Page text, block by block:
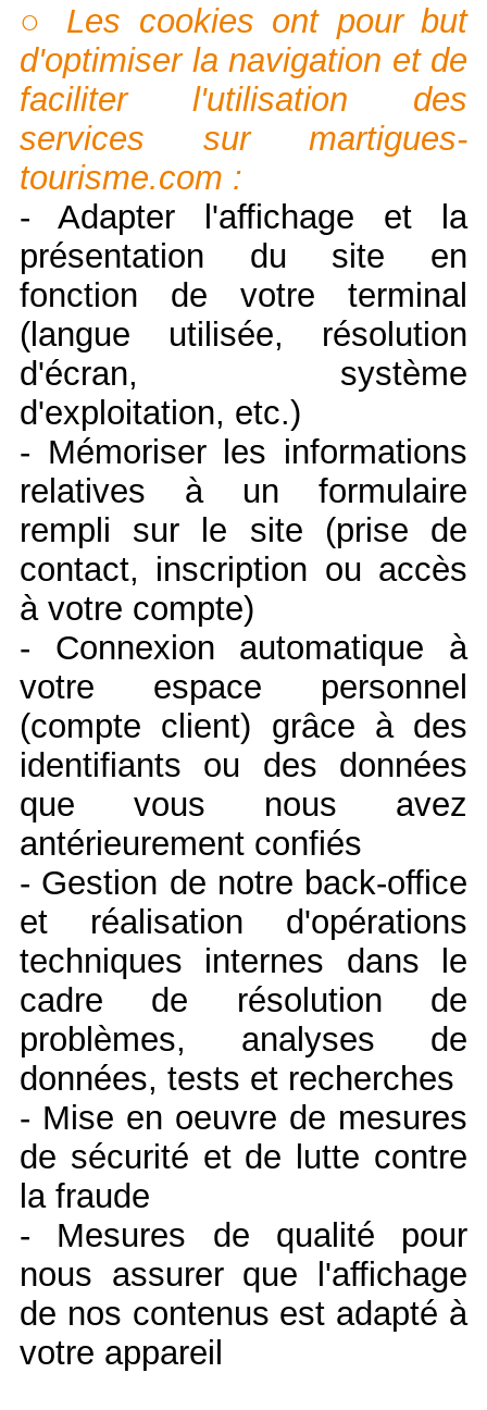
○ Les cookies ont pour but
d'optimiser la navigation et de
faciliter l'utilisation des
services sur martigues-
tourisme.com :
- Adapter l'affichage et la
présentation du site en
fonction de votre terminal
(langue utilisée, résolution
d'écran, système
d'exploitation, etc.)
- Mémoriser les informations
relatives à un formulaire
rempli sur le site (prise de
contact, inscription ou accès
à votre compte)
- Connexion automatique à
votre espace personnel
(compte client) grâce à des
identifiants ou des données
que vous nous avez
antérieurement confiés
- Gestion de notre back-office
et réalisation d'opérations
techniques internes dans le
cadre de résolution de
problèmes, analyses de
données, tests et recherches
- Mise en oeuvre de mesures
de sécurité et de lutte contre
la fraude
- Mesures de qualité pour
nous assurer que l'affichage
de nos contenus est adapté à
votre appareil